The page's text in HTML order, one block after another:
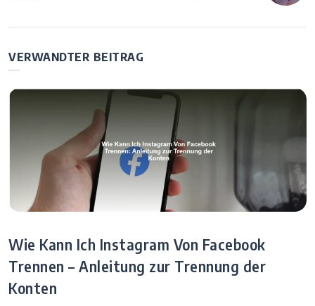
Instagram-
VERWANDTER BEITRAG
Wie Kann Ich Instagram Von Facebook
Trennen – Anleitung zur Trennung der
Konten